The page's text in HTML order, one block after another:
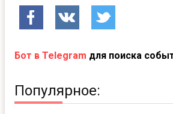
Бот в Telegram для поиска
Популярное: